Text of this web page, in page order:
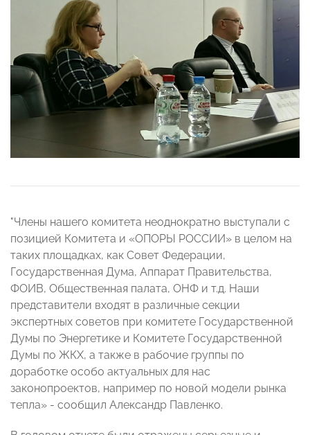
"Члены нашего комитета неоднократно выступали с
позицией Комитета и «ОПОРЫ РОССИИ» в целом на
таких площадках, как Совет Федерации,
Государственная Дума, Аппарат Правительства,
ФОИВ, Общественная палата, ОНФ и т.д. Наши
представители входят в различные секции
экспертных советов при комитете Государственной
Думы по Энергетике и Комитете Государственной
Думы по ЖКХ, а также в рабочие группы по
доработке особо актуальных для нас
законопроектов, например по новой модели рынка
тепла» - сообщил Александр Павленко.